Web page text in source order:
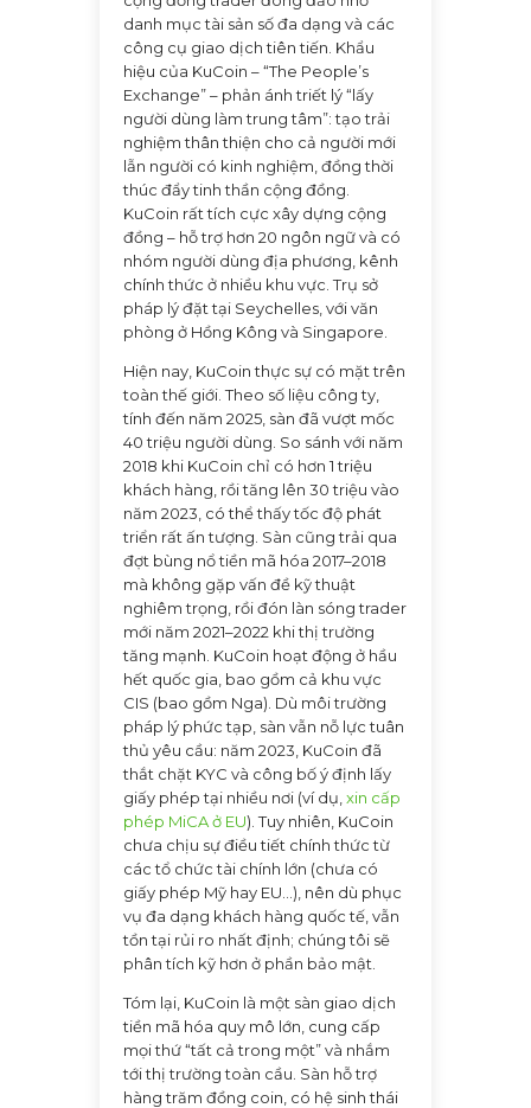
danh mục tài sản số đa dạng và các
công cụ giao dịch tiên tiến. Khẩu
hiệu của KuCoin – “The People’s
Exchange” – phản ánh triết lý “lấy
người dùng làm trung tâm”: tạo trải
nghiệm thân thiện cho cả người mới
lẫn người có kinh nghiệm, đồng thời
thúc đẩy tinh thần cộng đồng.
KuCoin rất tích cực xây dựng cộng
đồng – hỗ trợ hơn 20 ngôn ngữ và có
nhóm người dùng địa phương, kênh
chính thức ở nhiều khu vực. Trụ sở
pháp lý đặt tại Seychelles, với văn
phòng ở Hồng Kông và Singapore.
Hiện nay, KuCoin thực sự có mặt trên
toàn thế giới. Theo số liệu công ty,
tính đến năm 2025, sàn đã vượt mốc
40 triệu người dùng. So sánh với năm
2018 khi KuCoin chỉ có hơn 1 triệu
khách hàng, rồi tăng lên 30 triệu vào
năm 2023, có thể thấy tốc độ phát
triển rất ấn tượng. Sàn cũng trải qua
đợt bùng nổ tiền mã hóa 2017–2018
mà không gặp vấn đề kỹ thuật
nghiêm trọng, rồi đón làn sóng trader
mới năm 2021–2022 khi thị trường
tăng mạnh. KuCoin hoạt động ở hầu
hết quốc gia, bao gồm cả khu vực
CIS (bao gồm Nga). Dù môi trường
pháp lý phức tạp, sàn vẫn nỗ lực tuân
thủ yêu cầu: năm 2023, KuCoin đã
thắt chặt KYC và công bố ý định lấy
giấy phép tại nhiều nơi (ví dụ, xin cấp
phép MiCA ở EU). Tuy nhiên, KuCoin
chưa chịu sự điều tiết chính thức từ
các tổ chức tài chính lớn (chưa có
giấy phép Mỹ hay EU...), nên dù phục
vụ đa dạng khách hàng quốc tế, vẫn
tồn tại rủi ro nhất định; chúng tôi sẽ
phân tích kỹ hơn ở phần bảo mật.
Tóm lại, KuCoin là một sàn giao dịch
tiền mã hóa quy mô lớn, cung cấp
mọi thứ “tất cả trong một” và nhắm
tới thị trường toàn cầu. Sàn hỗ trợ
hàng trăm đồng coin, có hệ sinh thái